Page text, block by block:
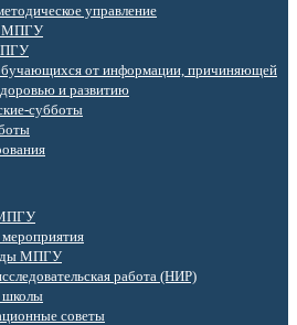
управление
МПГУ
от информации, причиняющей
и развитию
МПГУ
работа (НИР)
школы
советы